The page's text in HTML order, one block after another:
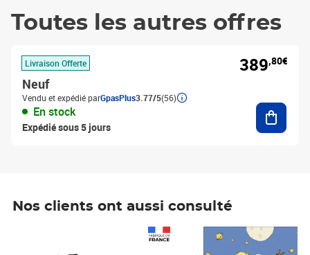
Toutes les autres offres
Livraison Offerte
Neuf
Vendu et expédié parGpasPlus3.77/5(56)
En stock
Expédié sous 5 jours
389,80€
Nos clients ont aussi consulté
Prix 7,50€